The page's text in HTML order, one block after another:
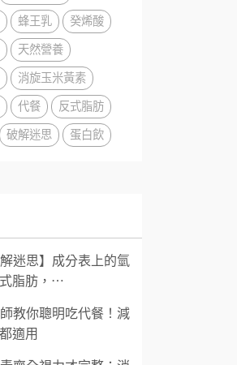
蜂王乳
癸烯酸
天然營養
消旋玉米黃素
代餐
反式脂肪
破解迷思 蛋白飲
解迷思】成分表上的氫
脂肪，⋯
教你聰明吃代餐！減
適用